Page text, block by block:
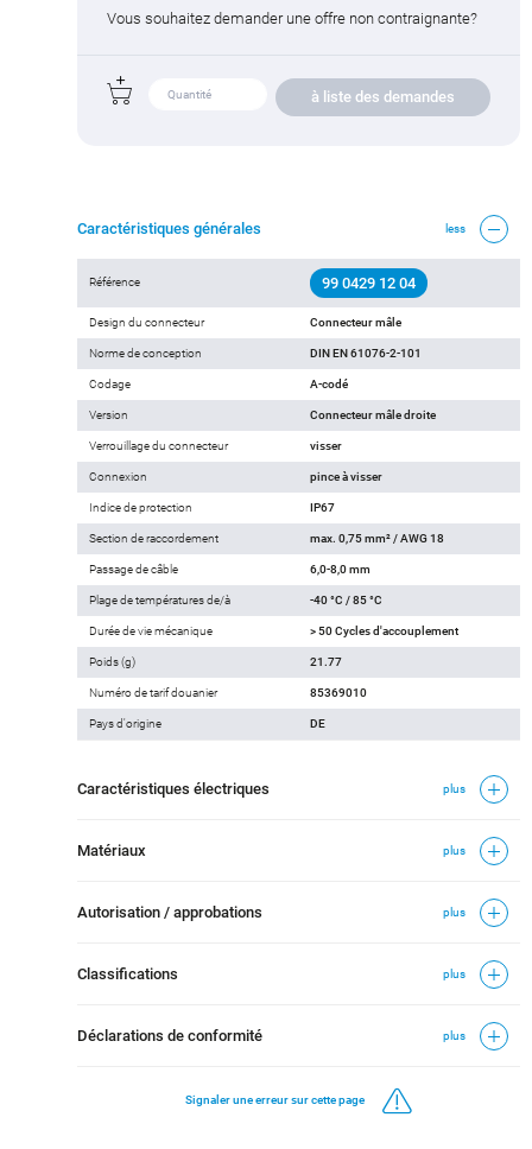
Vous souhaitez demander une offre non contraignante?
à liste des demandes
Caractéristiques générales less
Référence 99 0429 12 04
Design du connecteur Connecteur mâle
Norme de conception DIN EN 61076-2-101
Codage A-codé
Version Connecteur mâle droite
Verrouillage du connecteur visser
Connexion pince à visser
Indice de protection IP67
Section de raccordement max. 0,75 mm² / AWG 18
Passage de câble 6,0-8,0 mm
Plage de températures de/à -40 °C / 85 °C
Durée de vie mécanique > 50 Cycles d'accouplement
Poids (g) 21.77
Numéro de tarif douanier 85369010
Pays d'origine DE
Caractéristiques électriques plus
Matériaux plus
Autorisation / approbations plus
Classifications plus
Déclarations de conformité plus
Signaler une erreur sur cette page